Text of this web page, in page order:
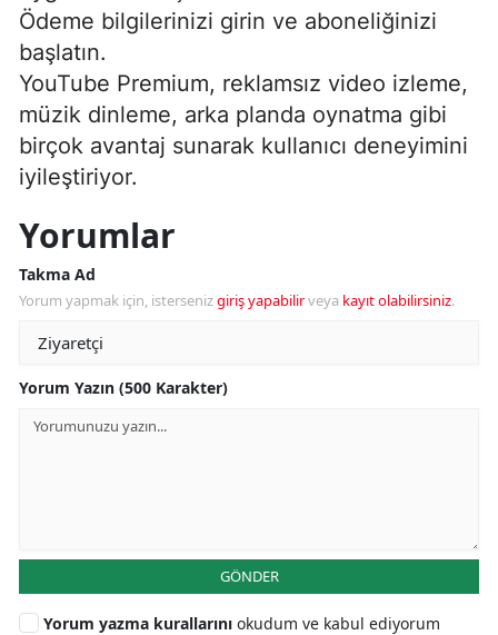
Ödeme bilgilerinizi girin ve aboneliğinizi
başlatın.
YouTube Premium, reklamsız video izleme,
müzik dinleme, arka planda oynatma gibi
birçok avantaj sunarak kullanıcı deneyimini
iyileştiriyor.
Yorumlar
Takma Ad
Yorum yapmak için, istersenizgiriş yapabilirveya kayıt olabilirsiniz.
Yorum Yazın (500 Karakter)
GÖNDER
Yorum yazma kurallarını okudum ve kabul ediyorum